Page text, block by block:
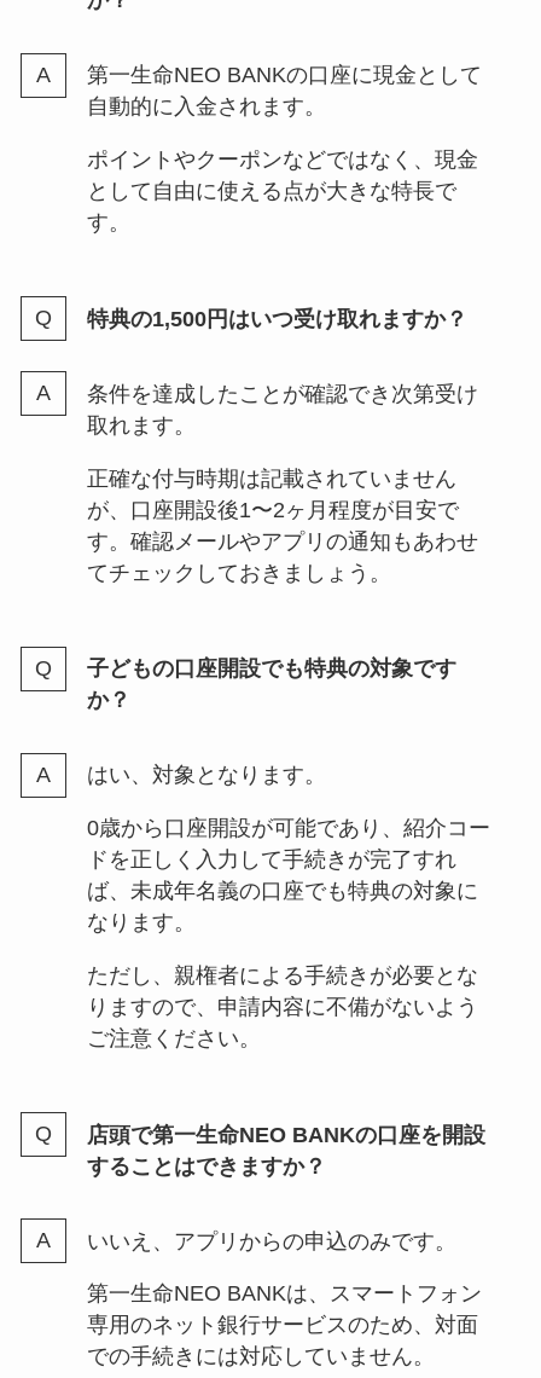
第一生命NEO BANKの口座に現金として
自動的に入金されます。
ポイントやクーポンなどではなく、現金
として自由に使える点が大きな特長で
す。
特典の1,500円はいつ受け取れますか？
条件を達成したことが確認でき次第受け
取れます。
正確な付与時期は記載されていません
が、口座開設後1〜2ヶ月程度が目安で
す。確認メールやアプリの通知もあわせ
てチェックしておきましょう。
子どもの口座開設でも特典の対象です
か？
はい、対象となります。
0歳から口座開設が可能であり、紹介コー
ドを正しく入力して手続きが完了すれ
ば、未成年名義の口座でも特典の対象に
なります。
ただし、親権者による手続きが必要とな
りますので、申請内容に不備がないよう
ご注意ください。
店頭で第一生命NEO BANKの口座を開設
することはできますか？
いいえ、アプリからの申込のみです。
第一生命NEO BANKは、スマートフォン
専用のネット銀行サービスのため、対面
での手続きには対応していません。